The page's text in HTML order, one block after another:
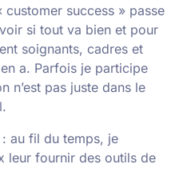
success » passe
si tout va bien et pour
soignants, cadres et
a. Parfois je participe
n’est pas juste dans le
au fil du temps, je
leur fournir des outils de